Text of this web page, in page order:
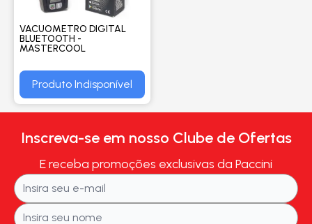
VACUOMETRO DIGITAL
BLUETOOTH -
MASTERCOOL
Produto Indisponível
Inscreva-se em nosso Clube de Ofertas
E receba promoções exclusivas da Paccini